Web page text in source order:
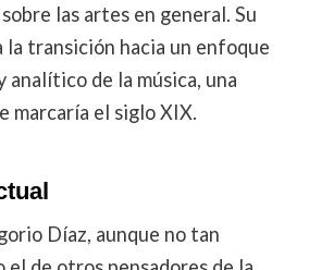
las artes en general. Su
transición hacia un enfoque
analítico de la música, una
marcaría el siglo XIX.
Díaz, aunque no tan